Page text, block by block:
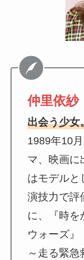
仲里依紗
出会う少女
1989年10
マ、映画に
はモデルと
演技力で評
に、『時を
ウォーズ』
～走る緊急